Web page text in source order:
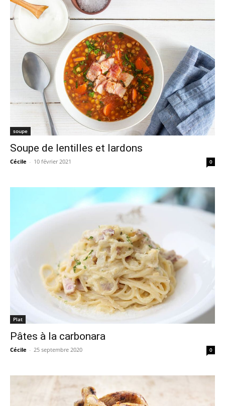
soupe
Soupe de lentilles et lardons
Cécile - 10 février 2021 0
Plat
Pâtes à la carbonara
Cécile - 25 septembre 2020 0